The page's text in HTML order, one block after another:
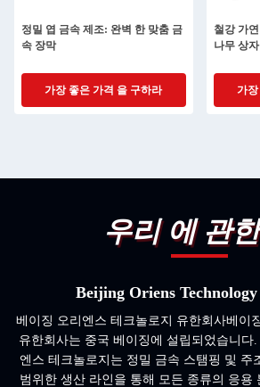
정밀 엽 금속 제조: 완벽 한 맞춤 금
속 장막
가장 좋은 가격 을 구하라
철강 가
나무 상
가
우리 에 관
Beijing Oriens
베이징 오리엔스 테크놀로지 유한회사베이
유한회사는 중국 베이징에 설립되었습니다.
엔스 테크놀로지는 정밀 금속 스탬핑 및 주
범위한 생산 라인을 통해 모든 종류의 응용